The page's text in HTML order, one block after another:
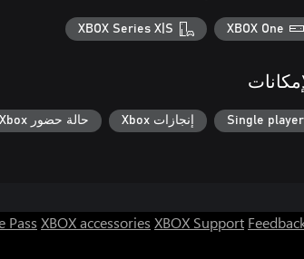
XBOX One
XBOX Series X|S
Single player إنجازات Xbox حالة حضور Xbox
Pass XBOX accessories XBOX Support